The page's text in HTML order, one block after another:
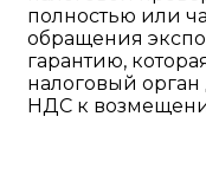
полностью или
обращения
гарантию,
налоговый
НДС к